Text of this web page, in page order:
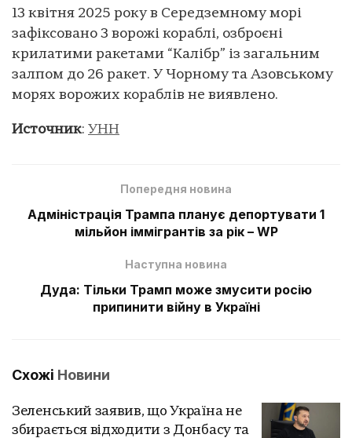
13 квітня 2025 року в Середземному морі
зафіксовано 3 ворожі кораблі, озброєні
крилатими ракетами “Калібр” із загальним
залпом до 26 ракет. У Чорному та Азовському
морях ворожих кораблів не виявлено.
Источник: УНН
Попередня новина
Адміністрація Трампа планує депортувати 1
мільйон іммігрантів за рік – WP
Наступна новина
Дуда: Тільки Трамп може змусити росію
припинити війну в Україні
Схожі Новини
Зеленський заявив, що Україна не
збирається відходити з Донбасу та